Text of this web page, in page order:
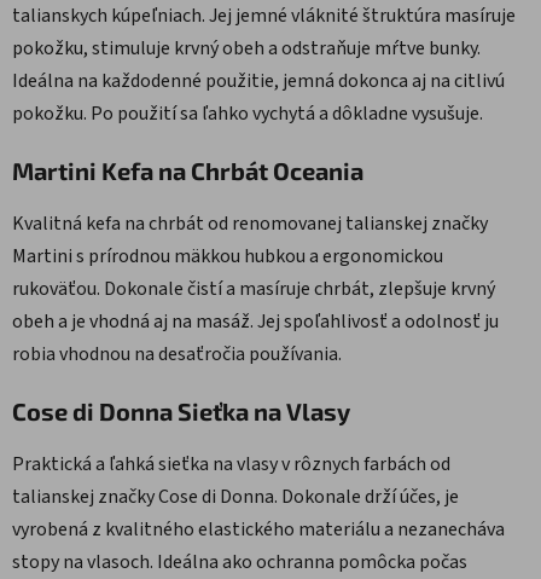
talianskych kúpeľniach. Jej jemné vláknité štruktúra masíruje
pokožku, stimuluje krvný obeh a odstraňuje mŕtve bunky.
Ideálna na každodenné použitie, jemná dokonca aj na citlivú
pokožku. Po použití sa ľahko vychytá a dôkladne vysušuje.
Martini Kefa na Chrbát Oceania
Kvalitná kefa na chrbát od renomovanej talianskej značky
Martini s prírodnou mäkkou hubkou a ergonomickou
rukoväťou. Dokonale čistí a masíruje chrbát, zlepšuje krvný
obeh a je vhodná aj na masáž. Jej spoľahlivosť a odolnosť ju
robia vhodnou na desaťročia používania.
Cose di Donna Sieťka na Vlasy
Praktická a ľahká sieťka na vlasy v rôznych farbách od
talianskej značky Cose di Donna. Dokonale drží účes, je
vyrobená z kvalitného elastického materiálu a nezanecháva
stopy na vlasoch. Ideálna ako ochranna pomôcka počas